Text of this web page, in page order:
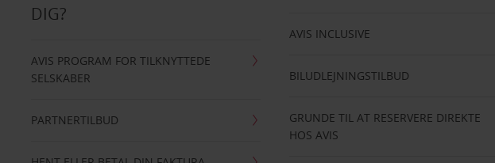
DIG?
AVIS PROGRAM FOR TILKNYTTEDE
SELSKABER
PARTNERTILBUD
AVIS INCLUSIVE
BILUDLEJNINGSTILBUD
GRUNDE TIL AT RESERVERE DIREKTE
HOS AVIS